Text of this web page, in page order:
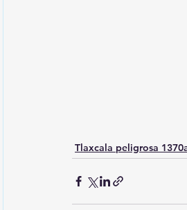
Tlaxcala peligrosa